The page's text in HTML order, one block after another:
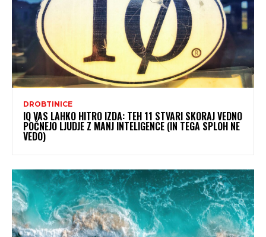
DROBTINICE
IQ VAS LAHKO HITRO IZDA: TEH 11 STVARI SKORAJ VEDNO
POČNEJO LJUDJE Z MANJ INTELIGENCE (IN TEGA SPLOH NE
VEDO)